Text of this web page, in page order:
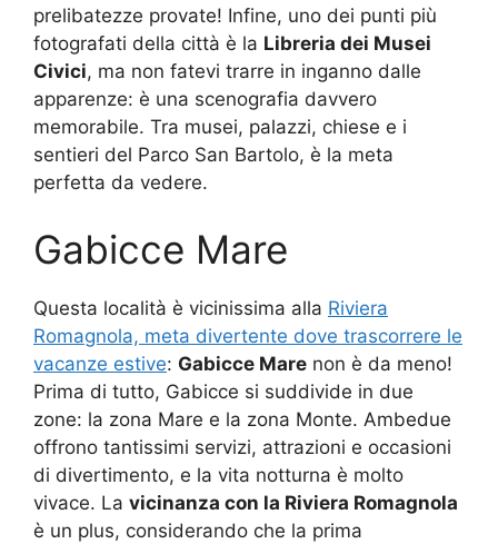
prelibatezze provate! Infine, uno dei punti più
fotografati della città è la Libreria dei Musei
Civici, ma non fatevi trarre in inganno dalle
apparenze: è una scenografia davvero
memorabile. Tra musei, palazzi, chiese e i
sentieri del Parco San Bartolo, è la meta
perfetta da vedere.
Gabicce Mare
Questa località è vicinissima alla Riviera
Romagnola, meta divertente dove trascorrere le
vacanze estive: Gabicce Mare non è da meno!
Prima di tutto, Gabicce si suddivide in due
zone: la zona Mare e la zona Monte. Ambedue
offrono tantissimi servizi, attrazioni e occasioni
di divertimento, e la vita notturna è molto
vivace. La vicinanza con la Riviera Romagnola
è un plus, considerando che la prima